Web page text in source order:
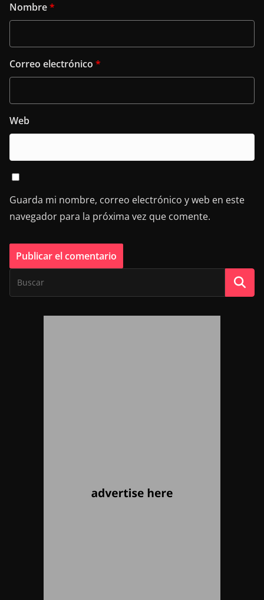
Nombre*
Correo electrónico *
Web
Guarda mi nombre, correo electrónico y web en este
navegador para la próxima vez que comente.